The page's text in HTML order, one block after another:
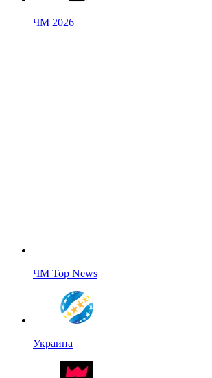
ЧМ 2026
ЧМ Top News
Украина